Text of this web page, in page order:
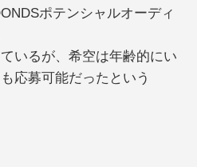
ポテンシャルオーディ
いるが、希空は年齢的にい
応募可能だったという